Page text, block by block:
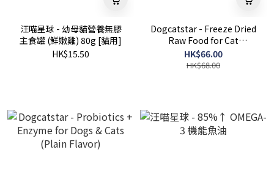
汪喵星球 - 幼母貓營養無膠
主食罐 (鮮嫩雞) 80g [貓用]
HK$15.50
Dogcatstar - Freeze Dried
Raw Food for Cat
(Chicken) 80g
HK$66.00
HK$68.00